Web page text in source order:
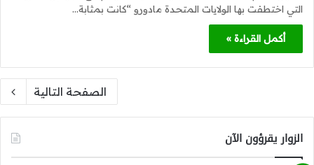
التي اختطفت بها الولايات المتحدة مادورو “كانت بمثابة…
أكمل القراءة »
الصفحة التالية
الزوار يقرؤون الآن